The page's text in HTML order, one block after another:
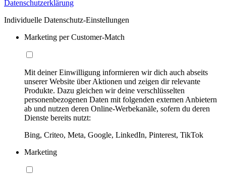
Datenschutzerklärung
Individuelle Datenschutz-Einstellungen
Marketing per Customer-Match
Mit deiner Einwilligung informieren wir dich auch abseits
unserer Website über Aktionen und zeigen dir relevante
Produkte. Dazu gleichen wir deine verschlüsselten
personenbezogenen Daten mit folgenden externen Anbietern
ab und nutzen deren Online-Werbekanäle, sofern du deren
Dienste bereits nutzt:
Bing, Criteo, Meta, Google, LinkedIn, Pinterest, TikTok
Marketing